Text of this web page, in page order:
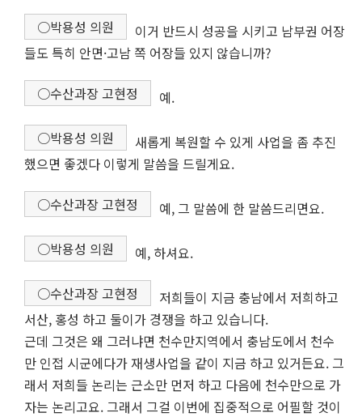
○박용성 의원
이거 반드시 성공을 시키고 남부권 어장
들도 특히 안면·고남 쪽 어장들 있지 않습니까?
○수산과장 고현정 예.
○박용성 의원
새롭게 복원할 수 있게 사업을 좀 추진
했으면 좋겠다 이렇게 말씀을 드릴게요.
○수산과장 고현정 예, 그 말씀에 한 말씀드리면요.
○박용성 의원 예, 하셔요.
○수산과장 고현정
저희들이 지금 충남에서 저희하고
서산, 홍성 하고 둘이가 경쟁을 하고 있습니다.
근데 그것은 왜 그러냐면 천수만지역에서 충남도에서 천수
만 인접 시군에다가 재생사업을 같이 지금 하고 있거든요. 그
래서 저희들 논리는 근소만 먼저 하고 다음에 천수만으로 가
자는 논리고요. 그래서 그걸 이번에 집중적으로 어필할 것이